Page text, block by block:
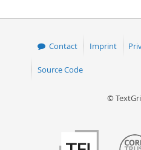
Contact Imprint
Source Code
©